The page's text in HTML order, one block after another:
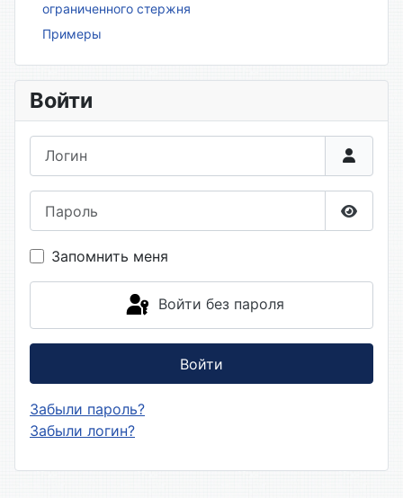
ограниченного стержня
Примеры
Войти
Запомнить меня
Войти без пароля
Войти
Забыли пароль?
Забыли логин?